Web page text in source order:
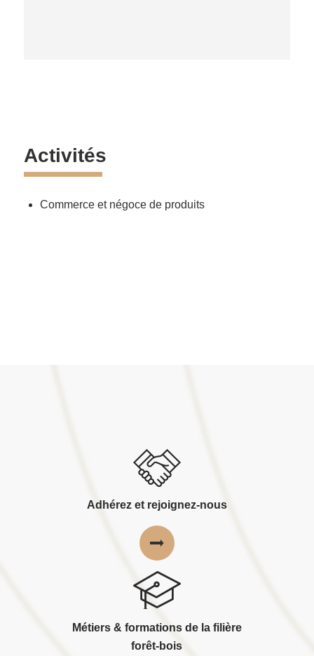
Activités
Commerce et négoce de produits
Adhérez et rejoignez-nous
Métiers & formations de la filière
forêt-bois